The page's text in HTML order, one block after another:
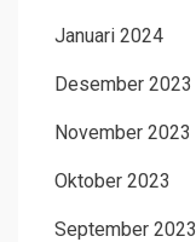
Januari 2024
Desember 2023
November 2023
Oktober 2023
September 2023